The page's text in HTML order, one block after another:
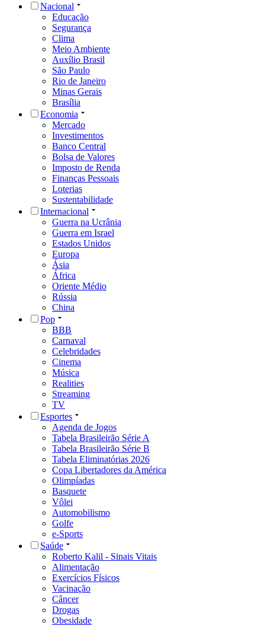
Nacional
Educação
Segurança
Clima
Meio Ambiente
Auxílio Brasil
São Paulo
Rio de Janeiro
Minas Gerais
Brasília
Economia
Mercado
Investimentos
Banco Central
Bolsa de Valores
Imposto de Renda
Finanças Pessoais
Loterias
Sustentabilidade
Internacional
Guerra na Ucrânia
Guerra em Israel
Estados Unidos
Europa
Ásia
África
Oriente Médio
Rússia
China
Pop
BBB
Carnaval
Celebridades
Cinema
Música
Realities
Streaming
TV
Esportes
Agenda de Jogos
Tabela Brasileirão Série A
Tabela Brasileirão Série B
Tabela Eliminatórias 2026
Copa Libertadores da América
Olimpíadas
Basquete
Vôlei
Automobilismo
Golfe
e-Sports
Saúde
Roberto Kalil - Sinais Vitais
Alimentação
Exercícios Físicos
Vacinação
Câncer
Drogas
Obesidade